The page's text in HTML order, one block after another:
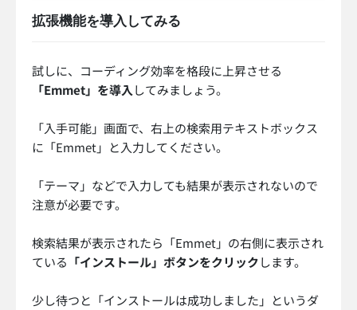
拡張機能を導入してみる
試しに、コーディング効率を格段に上昇させる
「Emmet」を導入してみましょう。
「入手可能」画面で、右上の検索用テキストボックス
に「Emmet」と入力してください。
「テーマ」などで入力しても結果が表示されないので
注意が必要です。
検索結果が表示されたら「Emmet」の右側に表示され
ている 「インストール」ボタンをクリックします。
少し待つと「インストールは成功しました」というダ